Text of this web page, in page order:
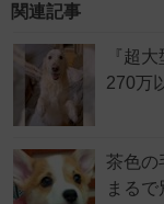
関連記事
『超
270万
茶色
まる